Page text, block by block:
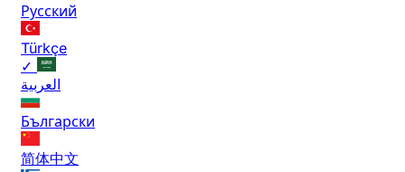
Русский
Türkçe
✓
العربية
Български
简体中文